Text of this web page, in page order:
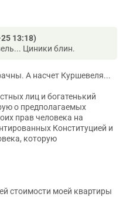
13:18)
Циники блин.
А насчет Куршевеля...
лиц и богатенький
о предполагаемых
прав человека на
Конституцией и
которую
стоимости моей квартиры